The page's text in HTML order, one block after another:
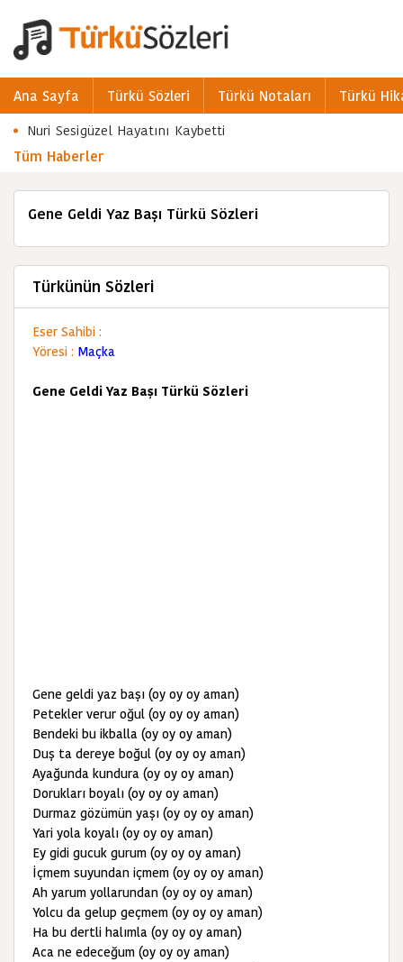
Ana Sayfa Türkü Sözleri Türkü Notaları
Türkü
Nuri Sesigüzel Hayatını Kaybetti
Tüm Haberler
Gene Geldi Yaz Başı Türkü Sözleri
Türkünün Sözleri
Eser Sahibi :
Yöresi : Maçka
Gene Geldi Yaz Başı Türkü Sözleri
Gene geldi yaz başı (oy oy oy aman)
Petekler verur oğul (oy oy oy aman)
Bendeki bu ikballa (oy oy oy aman)
Duş ta dereye boğul (oy oy oy aman)
Ayağunda kundura (oy oy oy aman)
Dorukları boyalı (oy oy oy aman)
Durmaz gözümün yaşı (oy oy oy aman)
Yari yola koyalı (oy oy oy aman)
Ey gidi gucuk gurum (oy oy oy aman)
İçmem suyundan içmem (oy oy oy aman)
Ah yarum yollarundan (oy oy oy aman)
Yolcu da gelup geçmem (oy oy oy aman)
Ha bu dertli halımla (oy oy oy aman)
Aca ne edeceğum (oy oy oy aman)